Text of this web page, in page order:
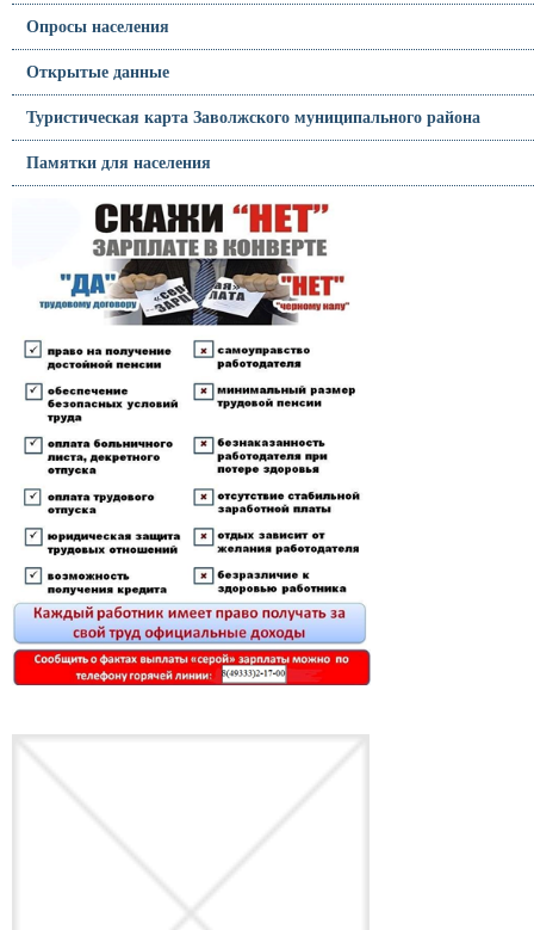
Опросы населения
Открытые данные
Туристическая карта Заволжского муниципального района
Памятки для населения